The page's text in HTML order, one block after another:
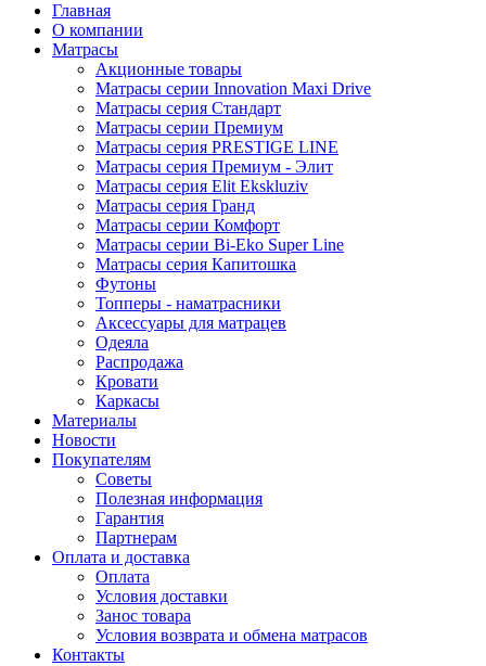
Главная
О компании
Матрасы
Акционные товары
Матрасы серии Innovation Maxi Drive
Матрасы серия Стандарт
Матрасы серии Премиум
Матрасы серия PRESTIGE LINE
Матрасы серия Премиум - Элит
Матрасы серия Elit Ekskluziv
Матрасы серия Гранд
Матрасы серии Комфорт
Матрасы серии Bi-Eko Super Line
Матрасы серия Капитошка
Футоны
Топперы - наматрасники
Аксессуары для матрацев
Одеяла
Распродажа
Кровати
Каркасы
Материалы
Новости
Покупателям
Советы
Полезная информация
Гарантия
Партнерам
Оплата и доставка
Оплата
Условия доставки
Занос товара
Условия возврата и обмена матрасов
Контакты